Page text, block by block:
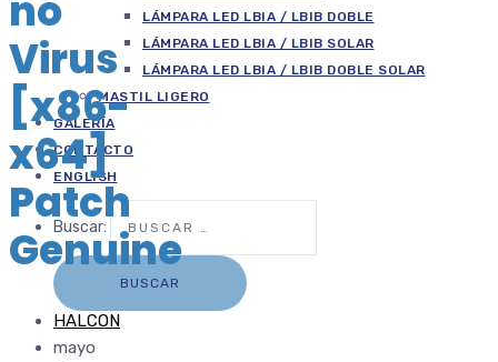
LÁMPARA LED LBIA / LBIB DOBLE
LÁMPARA LED LBIA / LBIB SOLAR
LÁMPARA LED LBIA / LBIB DOBLE SOLAR
MASTIL LIGERO
GALERÍA
CONTACTO
ENGLISH
Buscar:
no
Virus
[x86-
x64]
Patch
Genuine
HALCON
mayo